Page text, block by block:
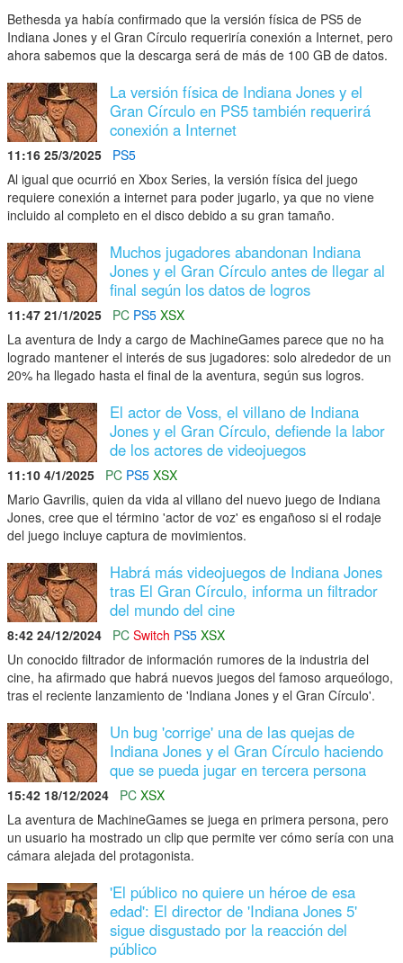
Bethesda ya había confirmado que la versión física de PS5 de
Indiana Jones y el Gran Círculo requeriría conexión a Internet, pero
ahora sabemos que la descarga será de más de 100 GB de datos.
La versión física de Indiana Jones y el
Gran Círculo en PS5 también requerirá
conexión a Internet
11:16 25/3/2025
PS5
Al igual que ocurrió en Xbox Series, la versión física del juego
requiere conexión a internet para poder jugarlo, ya que no viene
incluido al completo en el disco debido a su gran tamaño.
Muchos jugadores abandonan Indiana
Jones y el Gran Círculo antes de llegar al
final según los datos de logros
11:47 21/1/2025 PC PS5 XSX
La aventura de Indy a cargo de MachineGames parece que no ha
logrado mantener el interés de sus jugadores: solo alrededor de un
20% ha llegado hasta el final de la aventura, según sus logros.
El actor de Voss, el villano de Indiana
Jones y el Gran Círculo, defiende la labor
de los actores de videojuegos
11:10 4/1/2025 PC PS5 XSX
Mario Gavrilis, quien da vida al villano del nuevo juego de Indiana
Jones, cree que el término 'actor de voz' es engañoso si el rodaje
del juego incluye captura de movimientos.
Habrá más videojuegos de Indiana Jones
tras El Gran Círculo, informa un filtrador
del mundo del cine
8:42 24/12/2024 PC Switch PS5 XSX
Un conocido filtrador de información rumores de la industria del
cine, ha afirmado que habrá nuevos juegos del famoso arqueólogo,
tras el reciente lanzamiento de 'Indiana Jones y el Gran Círculo'.
Un bug 'corrige' una de las quejas de
Indiana Jones y el Gran Círculo haciendo
que se pueda jugar en tercera persona
15:42 18/12/2024 PC XSX
La aventura de MachineGames se juega en primera persona, pero
un usuario ha mostrado un clip que permite ver cómo sería con una
cámara alejada del protagonista.
'El público no quiere un héroe de esa
edad': El director de 'Indiana Jones 5'
sigue disgustado por la reacción del
público